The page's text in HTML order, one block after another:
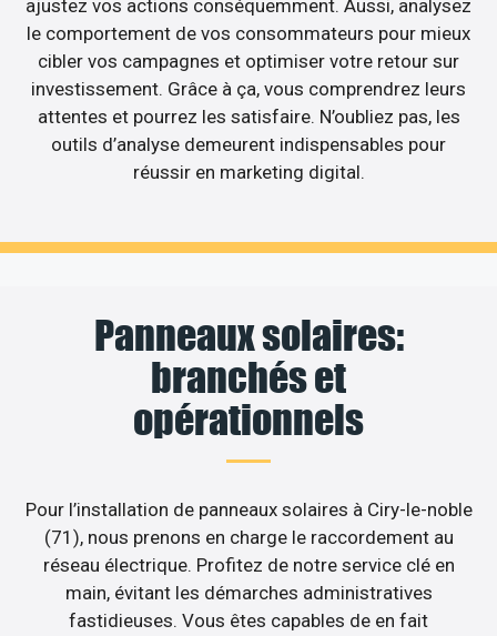
ajustez vos actions conséquemment. Aussi, analysez
le comportement de vos consommateurs pour mieux
cibler vos campagnes et optimiser votre retour sur
investissement. Grâce à ça, vous comprendrez leurs
attentes et pourrez les satisfaire. N’oubliez pas, les
outils d’analyse demeurent indispensables pour
réussir en marketing digital.
Panneaux solaires:
branchés et
opérationnels
Pour l’installation de panneaux solaires à Ciry-le-noble
(71), nous prenons en charge le raccordement au
réseau électrique. Profitez de notre service clé en
main, évitant les démarches administratives
fastidieuses. Vous êtes capables de en fait